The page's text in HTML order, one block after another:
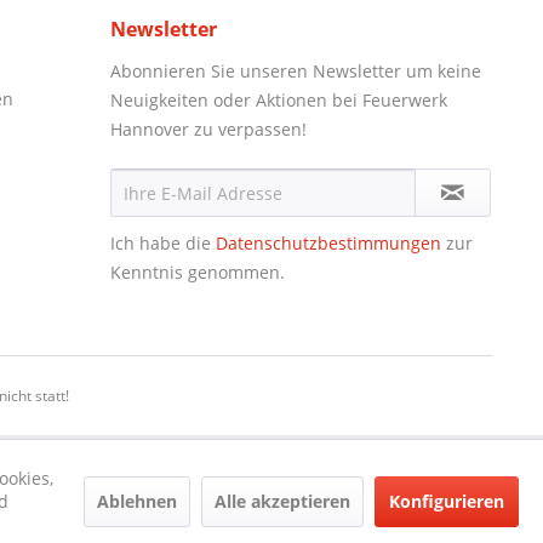
Newsletter
Abonnieren Sie unseren Newsletter um keine
Neuigkeiten oder Aktionen bei Feuerwerk
Hannover zu verpassen!
Ich habe die Datenschutzbestimmungen zur
Kenntnis genommen.
statt!
Ablehnen Alle akzeptieren Konfigurieren